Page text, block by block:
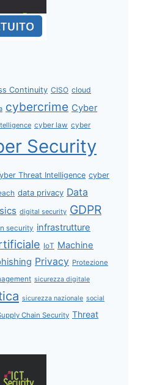
Continuity CISO cloud
cybercrime Cyber
cyber law cyber
Security
Threat Intelligence cyber
data privacy Data
digital security GDPR
security infrastrutture
IoT Machine
Privacy Protezione
sicurezza digitale
sicurezza nazionale social
Chain Security Threat